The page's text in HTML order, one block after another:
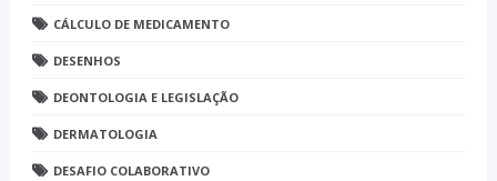
CÁLCULO DE MEDICAMENTO
DESENHOS
DEONTOLOGIA E LEGISLAÇÃO
DERMATOLOGIA
DESAFIO COLABORATIVO